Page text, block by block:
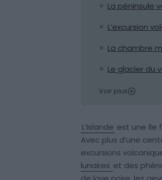
La péninsule
L’excursion
La chambre
Le glacier du
Voir plus
L’Islande est une île
Avec plus d’une
excursions
lunaires et des